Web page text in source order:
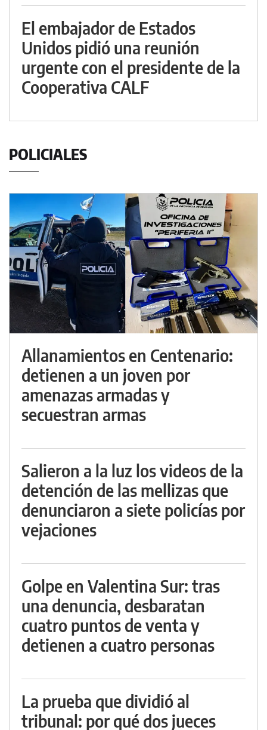
El embajador de Estados
Unidos pidió una reunión
urgente con el presidente de la
Cooperativa CALF
POLICIALES
Allanamientos en Centenario:
detienen a un joven por
amenazas armadas y
secuestran armas
Salieron a la luz los videos de la
detención de las mellizas que
denunciaron a siete policías por
vejaciones
Golpe en Valentina Sur: tras
una denuncia, desbaratan
cuatro puntos de venta y
detienen a cuatro personas
La prueba que dividió al
tribunal: por qué dos jueces